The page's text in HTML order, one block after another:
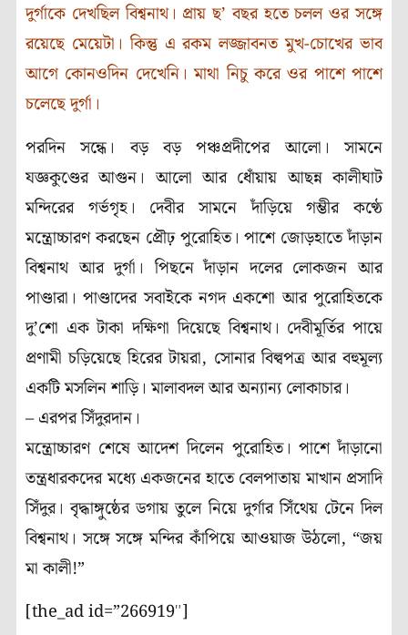
দুর্গাকে দেখছিল বিশ্বনাথ। প্রায় ছ’ বছর হতে চলল ওর সঙ্গে
রয়েছে মেয়েটা। কিন্তু এ রকম লজ্জাবনত মুখ-চোখের ভাব
আগে কোনওদিন দেখেনি। মাথা নিচু করে ওর পাশে পাশে
চলেছে দুর্গা।
পরদিন সন্ধে। বড় বড় পঞ্চপ্রদীপের আলো। সামনে
যজ্ঞকুণ্ডের আগুন। আলো আর ধোঁয়ায় আছন্ন কালীঘাট
মন্দিরের গর্ভগৃহ। দেবীর সামনে দাঁড়িয়ে গম্ভীর কণ্ঠে
মন্ত্রোচ্চারণ করছেন প্রৌঢ় পুরোহিত। পাশে জোড়হাতে দাঁড়ান
বিশ্বনাথ আর দুর্গা। পিছনে দাঁড়ান দলের লোকজন আর
পাণ্ডারা। পাণ্ডাদের সবাইকে নগদ একশো আর পুরোহিতকে
দু’শো এক টাকা দক্ষিণা দিয়েছে বিশ্বনাথ। দেবীমূর্তির পায়ে
প্রণামী চড়িয়েছে হিরের টায়রা, সোনার বিল্বপত্র আর বহুমূল্য
একটি মসলিন শাড়ি। মালাবদল আর অন্যান্য লোকাচার।
– এরপর সিঁদুরদান।
মন্ত্রোচ্চারণ শেষে আদেশ দিলেন পুরোহিত। পাশে দাঁড়ানো
তন্ত্রধারকদের মধ্যে একজনের হাতে বেলপাতায় মাখান প্রসাদি
সিঁদুর। বৃদ্ধাঙ্গুষ্ঠের ডগায় তুলে নিয়ে দুর্গার সিঁথেয় টেনে দিল
বিশ্বনাথ। সঙ্গে সঙ্গে মন্দির কাঁপিয়ে আওয়াজ উঠলো, “জয়
মা কালী!”
[the_ad id=”266919″]